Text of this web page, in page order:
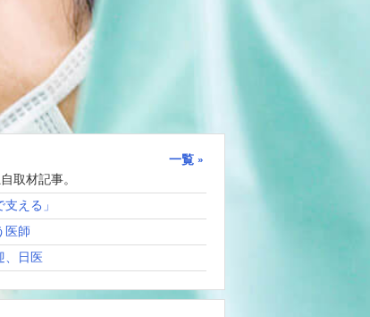
一覧
取材記事。
える」
医師
、日医